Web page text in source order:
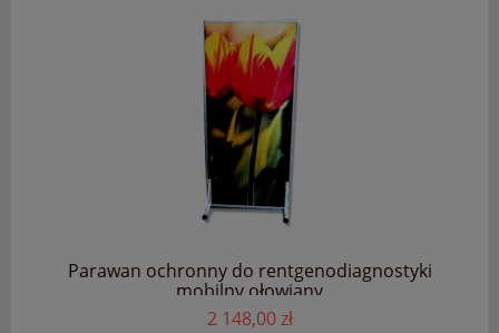
Parawan ochronny do rentgenodiagnostyki
mobilny ołowiany
2 148,00 zł